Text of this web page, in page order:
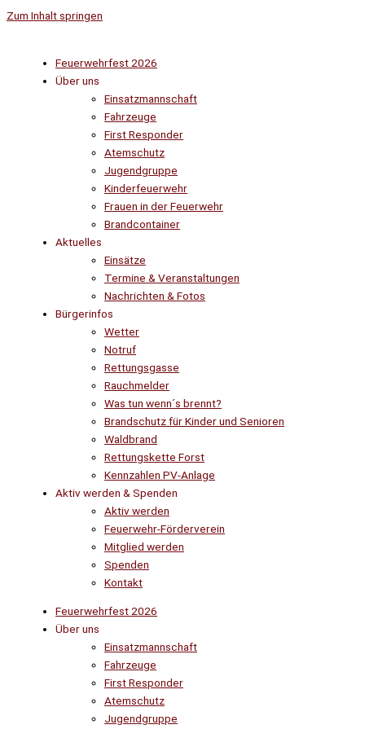
Zum Inhalt springen
Feuerwehrfest 2026
Über uns
Einsatzmannschaft
Fahrzeuge
First Responder
Atemschutz
Jugendgruppe
Kinderfeuerwehr
Frauen in der Feuerwehr
Brandcontainer
Aktuelles
Einsätze
Termine & Veranstaltungen
Nachrichten & Fotos
Bürgerinfos
Wetter
Notruf
Rettungsgasse
Rauchmelder
Was tun wenn´s brennt?
Brandschutz für Kinder und Senioren
Waldbrand
Rettungskette Forst
Kennzahlen PV-Anlage
Aktiv werden & Spenden
Aktiv werden
Feuerwehr-Förderverein
Mitglied werden
Spenden
Kontakt
Feuerwehrfest 2026
Über uns
Einsatzmannschaft
Fahrzeuge
First Responder
Atemschutz
Jugendgruppe